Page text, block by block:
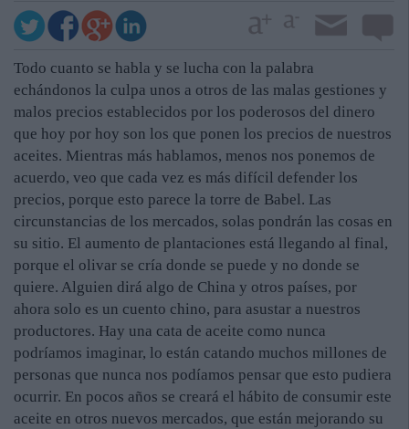
Todo cuanto se habla y se lucha con la palabra
echándonos la culpa unos a otros de las malas gestiones y
malos precios establecidos por los poderosos del dinero
que hoy por hoy son los que ponen los precios de nuestros
aceites. Mientras más hablamos, menos nos ponemos de
acuerdo, veo que cada vez es más difícil defender los
precios, porque esto parece la torre de Babel. Las
circunstancias de los mercados, solas pondrán las cosas en
su sitio. El aumento de plantaciones está llegando al final,
porque el olivar se cría donde se puede y no donde se
quiere. Alguien dirá algo de China y otros países, por
ahora solo es un cuento chino, para asustar a nuestros
productores. Hay una cata de aceite como nunca
podríamos imaginar, lo están catando muchos millones de
personas que nunca nos podíamos pensar que esto pudiera
ocurrir. En pocos años se creará el hábito de consumir este
aceite en otros nuevos mercados, que están mejorando su